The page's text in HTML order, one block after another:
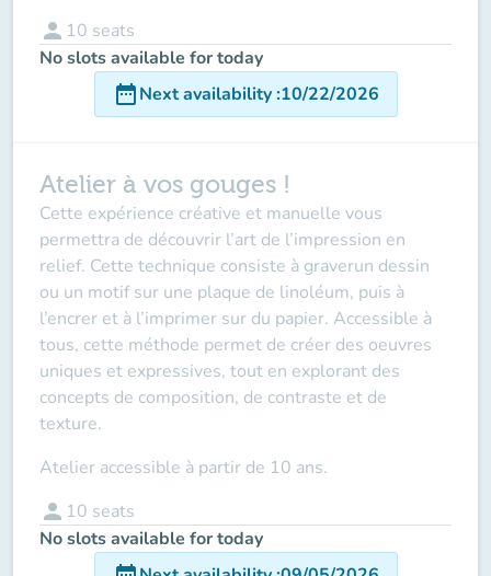
person 10 seats
No slots available for today
date_rangeNext availability:10/22/2026
Atelier à vos gouges !
Cette expérience créative et manuelle vous
permettra de découvrir l’art de l’impression en
relief. Cette technique consiste à graverun dessin
ou un motif sur une plaque de linoléum, puis à
l’encrer et à l’imprimer sur du papier. Accessible à
tous, cette méthode permet de créer des oeuvres
uniques et expressives, tout en explorant des
concepts de composition, de contraste et de
texture.
Atelier accessible à partir de 10 ans.
person 10 seats
No slots available for today